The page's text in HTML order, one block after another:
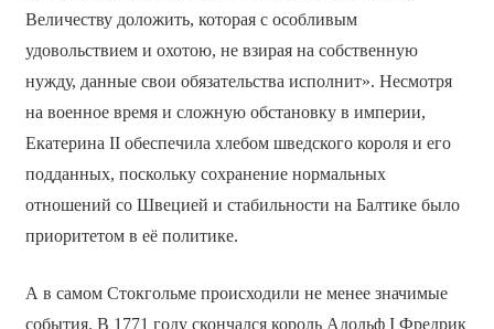
Величеству доложить, которая с особливым
удовольствием и охотою, не взирая на собственную
нужду, данные свои обязательства исполнит». Несмотря
на военное время и сложную обстановку в империи,
Екатерина II обеспечила хлебом шведского короля и его
подданных, поскольку сохранение нормальных
отношений со Швецией и стабильности на Балтике было
приоритетом в её политике.
А в самом Стокгольме происходили не менее значимые
события. В 1771 году скончался король Адольф I Фредрик